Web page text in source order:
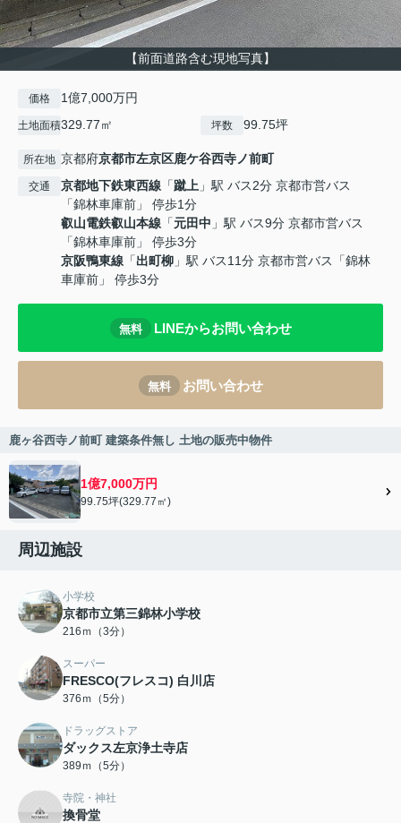
【前面道路含む現地写真】
価格 1億7,000万円
土地面積329.77㎡ 坪数 99.75坪
所在地 京都府京都市左京区鹿ケ谷西寺ノ前町
交通 京都地下鉄東西線 「蹴上 」駅 バス2分 京都市営バス
「錦林車庫前」 停歩1分
叡山電鉄叡山本線 「元田中 」駅 バス9分 京都市営バス
「錦林車庫前」 停歩3分
京阪鴨東線 「出町柳 」駅 バス11分 京都市営バス「錦林
車庫前」 停歩3分
無料 LINEからお問い合わせ
無料 お問い合わせ
鹿ヶ谷西寺ノ前町 建築条件無し 土地の販売中物件
1億7,000万円
99.75坪(329.77㎡)
周辺施設
小学校
京都市立第三錦林小学校
216ｍ（3分）
スーパー
FRESCO(フレスコ) 白川店
376ｍ（5分）
ドラッグストア
ダックス左京浄土寺店
389ｍ（5分）
寺院・神社
換骨堂